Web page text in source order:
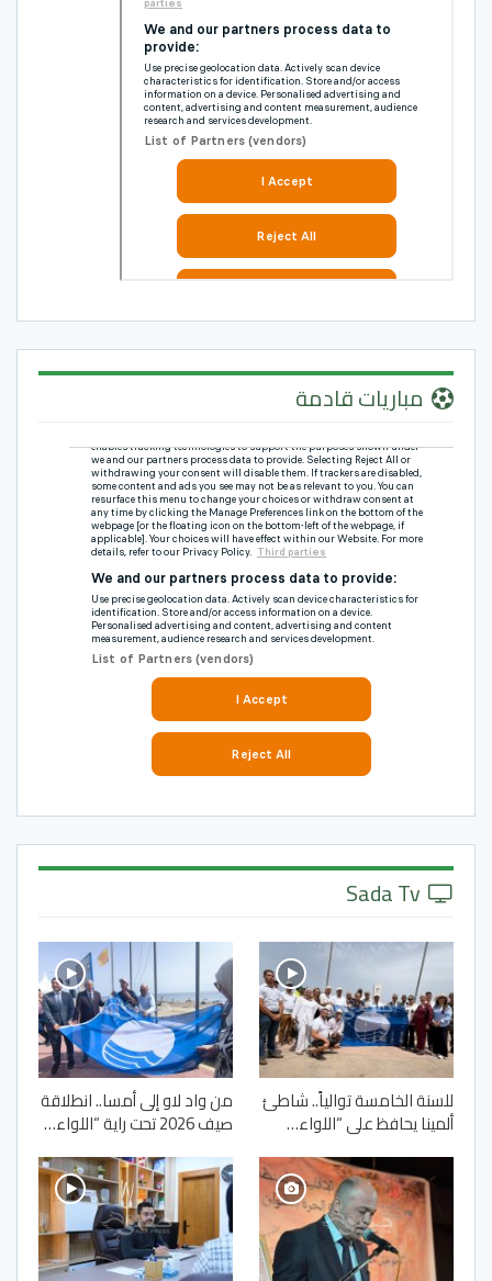
مباريات قادمة
للسنة الخامسة توالياً.. شاطئ
ألمينا يحافظ على “اللواء…
من واد لاو إلى أمسا.. انطلاقة
صيف 2026 تحت راية “اللواء…